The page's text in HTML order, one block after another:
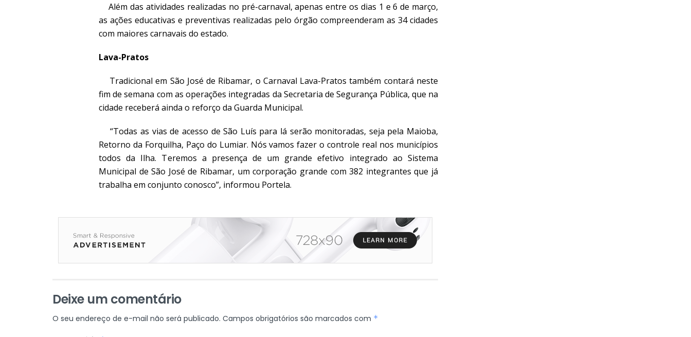
Além das atividades realizadas no pré-carnaval, apenas entre os dias 1 e 6 de março,
as ações educativas e preventivas realizadas pelo órgão compreenderam as 34 cidades
com maiores carnavais do estado.
Lava-Pratos
Tradicional em São José de Ribamar, o Carnaval Lava-Pratos também contará neste
fim de semana com as operações integradas da Secretaria de Segurança Pública, que na
cidade receberá ainda o reforço da Guarda Municipal.
“Todas as vias de acesso de São Luís para lá serão monitoradas, seja pela Maioba,
Retorno da Forquilha, Paço do Lumiar. Nós vamos fazer o controle real nos municípios
todos da Ilha. Teremos a presença de um grande efetivo integrado ao Sistema
Municipal de São José de Ribamar, um corporação grande com 382 integrantes que já
trabalha em conjunto conosco”, informou Portela.
Deixe um comentário
O seu endereço de e-mail não será publicado. Campos obrigatórios são marcados com *